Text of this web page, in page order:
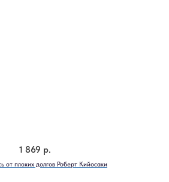
от плохих долгов Роберт Кийосаки
1 869 р.